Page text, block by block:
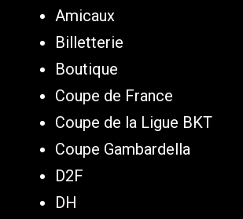
Amicaux
Billetterie
Boutique
Coupe de France
Coupe de la Ligue BKT
Coupe Gambardella
D2F
DH